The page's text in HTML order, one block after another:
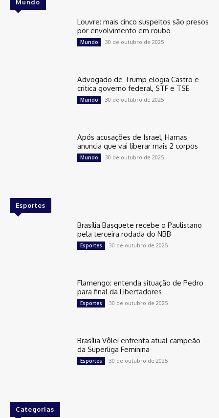
Mundo
Louvre: mais cinco suspeitos são presos
por envolvimento em roubo
Mundo 30 de outubro de 2025
Advogado de Trump elogia Castro e
critica governo federal, STF e TSE
Mundo 30 de outubro de 2025
Após acusações de Israel, Hamas
anuncia que vai liberar mais 2 corpos
Mundo 30 de outubro de 2025
Esportes
Brasília Basquete recebe o Paulistano
pela terceira rodada do NBB
Esportes 30 de outubro de 2025
Flamengo: entenda situação de Pedro
para final da Libertadores
Esportes 30 de outubro de 2025
Brasília Vôlei enfrenta atual campeão
da Superliga Feminina
Esportes 30 de outubro de 2025
Categorias